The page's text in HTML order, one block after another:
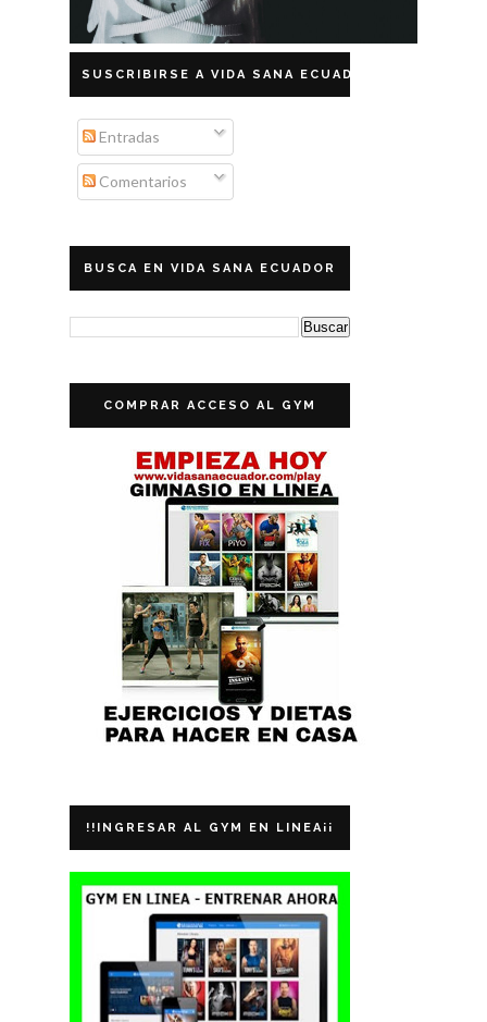
SUSCRIBIRSE A VIDA SANA ECUADOR
Entradas
Comentarios
BUSCA EN VIDA SANA ECUADOR
COMPRAR ACCESO AL GYM
!!INGRESAR AL GYM EN LINEA¡¡